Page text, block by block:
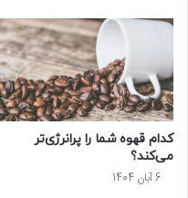
کدام قهوه شما را پرانرژی‌تر
می‌کند؟
6 آبان 1404